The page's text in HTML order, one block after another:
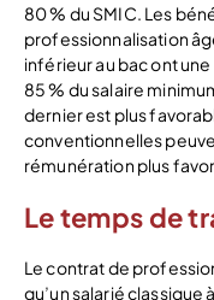
80 % du SMIC. Les
professionnalisation
inférieur au bac ont
85 % du salaire
dernier est plus
conventionnelles
rémunération plus
Le temps de
Le contrat de
qu’un salarié